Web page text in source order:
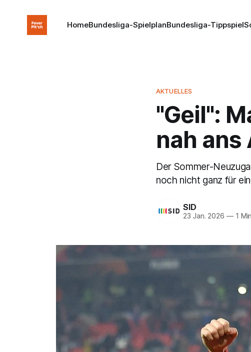
HomeBundesliga-SpielplanBundesliga-Tippspiel
AKTUELLES
"Geil":
nah
Der Sommer-
noch nicht ganz für
SID
23 Jan. 2026 —1